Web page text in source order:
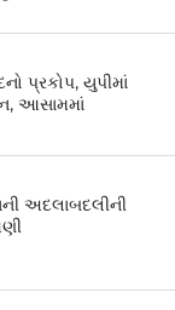
પ્રકોપ, યુપીમાં
આસામમાં
અદલાબદલીની